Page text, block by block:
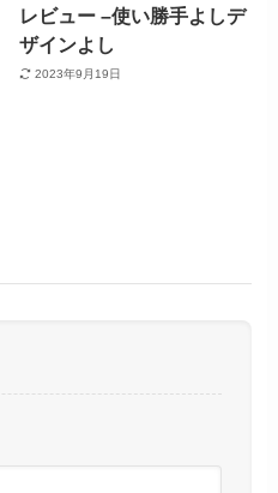
レビュー –使い勝手よしデ
ザインよし
2023年9月19日